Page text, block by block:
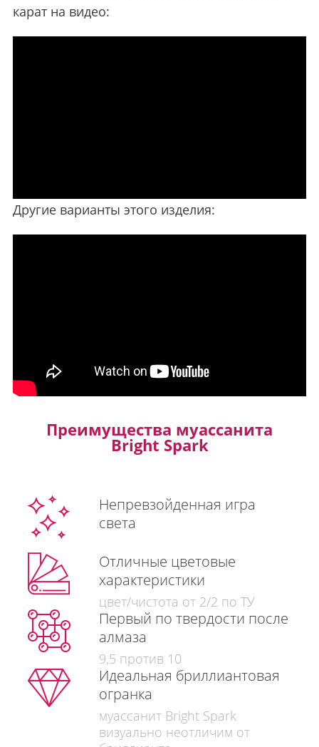
карат на видео:
Другие варианты этого изделия:
Преимущества муассанита
Bright Spark
Непревзойденная игра
света
Отличные цветовые
характеристики
цвет/чистота от 2/2 по ТУ
Первый по твердости после
алмаза
9,5 против 10
Идеальная бриллиантовая
огранка
муассанит Bright Spark
визуально неотличим от